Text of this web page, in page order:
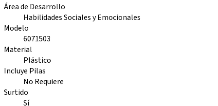
Área de Desarrollo
Habilidades Sociales y Emocionales
Modelo
6071503
Material
Plástico
Incluye Pilas
No Requiere
Surtido
Sí